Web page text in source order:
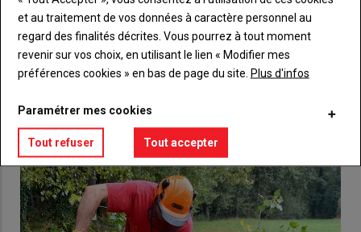
BodyChoisissez votre formule et créez votre
compte pour accéder à tout {nom-site}.
Lien Créez un compte
et au traitement de vos données à caractère personnel au
regard des finalités décrites. Vous pourrez à tout moment
revenir sur vos choix, en utilisant le lien « Modifier mes
préférences cookies » en bas de page du site. Plus d'infos
Paramétrer mes cookies
Tout refuser Tout accepter